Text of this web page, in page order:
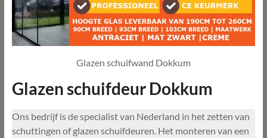
Glazen schuifwand Dokkum
Glazen schuifdeur Dokkum
Ons bedrijf is de specialist van Nederland in het zetten van
schuttingen of glazen schuifdeuren. Het monteren van een